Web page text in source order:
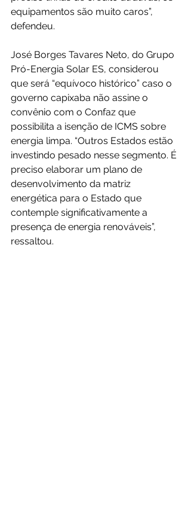
equipamentos são muito caros”,
defendeu.
José Borges Tavares Neto, do Grupo
Pró-Energia Solar ES, considerou
que será “equívoco histórico” caso o
governo capixaba não assine o
convênio com o Confaz que
possibilita a isenção de ICMS sobre
energia limpa. “Outros Estados estão
investindo pesado nesse segmento. É
preciso elaborar um plano de
desenvolvimento da matriz
energética para o Estado que
contemple significativamente a
presença de energia renováveis”,
ressaltou.